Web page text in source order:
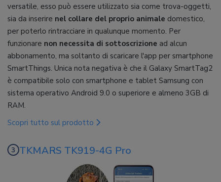
versatile, esso può essere utilizzato sia come trova-oggetti,
sia da inserire nel collare del proprio animale domestico,
per poterlo rintracciare in qualunque momento. Per
funzionare non necessita di sottoscrizione ad alcun
abbonamento, ma soltanto di scaricare l'app per smartphone
SmartThings. Unica nota negativa è che il Galaxy SmartTag2
è compatibile solo con smartphone e tablet Samsung con
sistema operativo Android 9.0 o superiore e almeno 3GB di
RAM.
Scopri tutto sul prodotto
TKMARS TK919-4G Pro